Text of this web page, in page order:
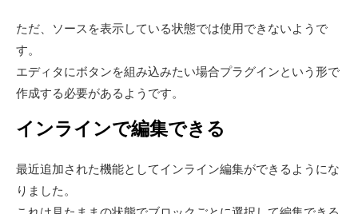
ただ、ソースを表示している状態では使用できないようで
す。
エディタにボタンを組み込みたい場合プラグインという形で
作成する必要があるようです。
インラインで編集できる
最近追加された機能としてインライン編集ができるようにな
りました。